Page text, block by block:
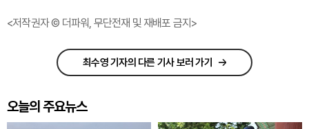
<저작권자 © 더파워, 무단전재 및 재배포 금지>
최수영 기자의 다른 기사 보러 가기
오늘의 주요뉴스